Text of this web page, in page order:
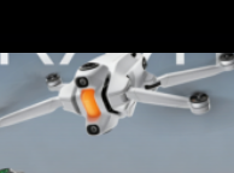
PagePage